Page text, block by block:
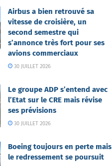
Airbus a bien retrouvé sa
vitesse de croisière, un
second semestre qui
s’annonce très fort pour ses
avions commerciaux
30 JUILLET 2026
Le groupe ADP s’entend avec
l’Etat sur le CRE mais révise
ses prévisions
30 JUILLET 2026
Boeing toujours en perte mais
le redressement se poursuit